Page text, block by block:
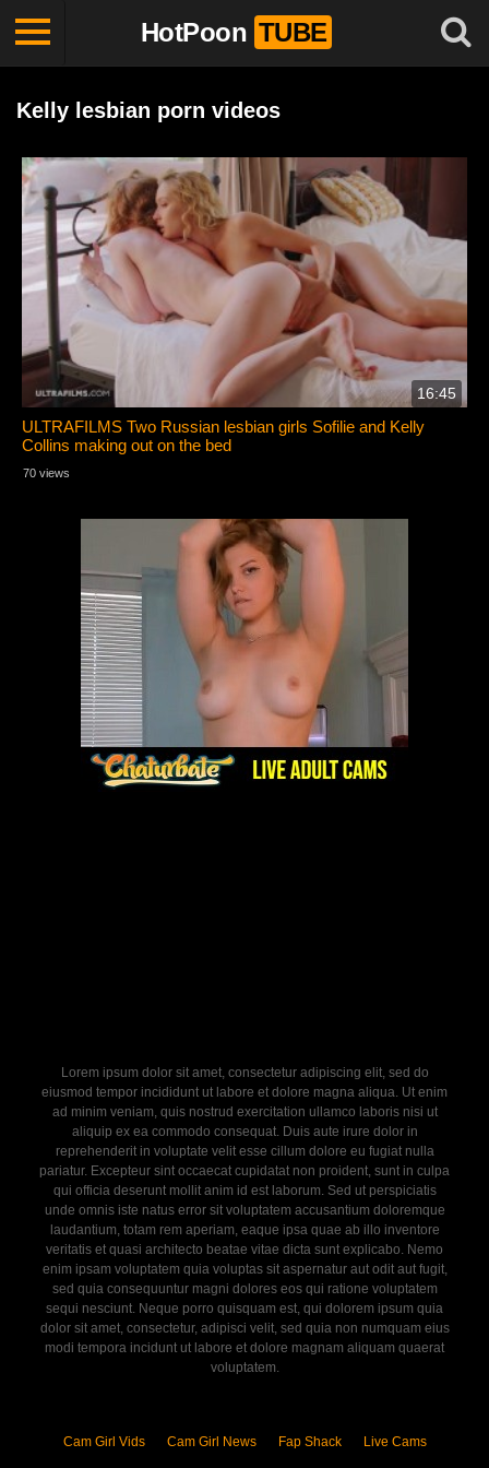
HotPoon TUBE
Kelly lesbian porn videos
16:45
ULTRAFILMS Two Russian lesbian girls Sofilie and Kelly
Collins making out on the bed
70 views
Lorem ipsum dolor sit amet, consectetur adipiscing elit, sed do
eiusmod tempor incididunt ut labore et dolore magna aliqua. Ut enim
ad minim veniam, quis nostrud exercitation ullamco laboris nisi ut
aliquip ex ea commodo consequat. Duis aute irure dolor in
reprehenderit in voluptate velit esse cillum dolore eu fugiat nulla
pariatur. Excepteur sint occaecat cupidatat non proident, sunt in culpa
qui officia deserunt mollit anim id est laborum. Sed ut perspiciatis
unde omnis iste natus error sit voluptatem accusantium doloremque
laudantium, totam rem aperiam, eaque ipsa quae ab illo inventore
veritatis et quasi architecto beatae vitae dicta sunt explicabo. Nemo
enim ipsam voluptatem quia voluptas sit aspernatur aut odit aut fugit,
sed quia consequuntur magni dolores eos qui ratione voluptatem
sequi nesciunt. Neque porro quisquam est, qui dolorem ipsum quia
dolor sit amet, consectetur, adipisci velit, sed quia non numquam eius
modi tempora incidunt ut labore et dolore magnam aliquam quaerat
voluptatem.
Cam Girl Vids Cam Girl News Fap Shack Live Cams